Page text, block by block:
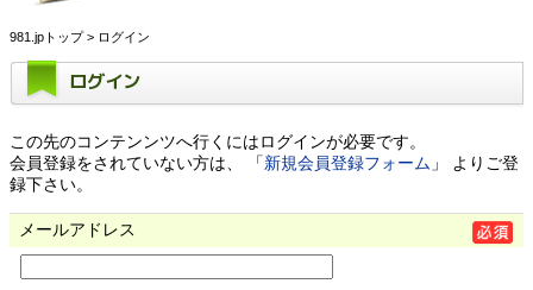
981.jpトップ> ログイン
ログイン
この先のコンテンンツへ行くにはログインが必要です。
会員登録をされていない方は、 「新規会員登録フォーム 」 よりご登
録下さい。
メールアドレス